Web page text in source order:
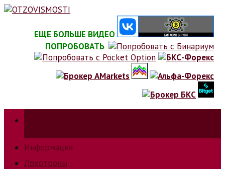
Skip
ЕЩЕ БОЛЬШЕ ВИДЕО
ПОПРОБОВАТЬ
Информация
Лохотроны